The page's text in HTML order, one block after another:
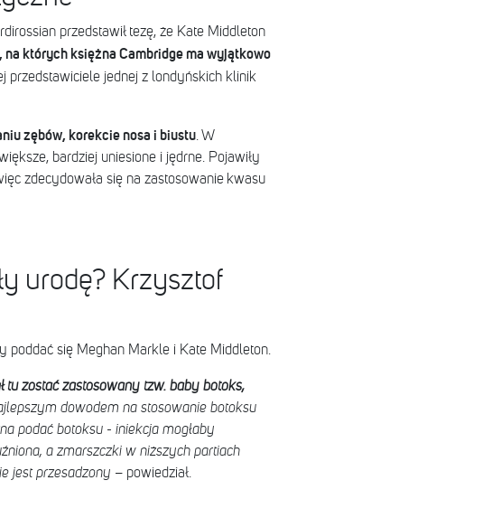
przedstawił tezę, że Kate Middleton
na których księżna Cambridge ma wyjątkowo
przedstawiciele jednej z londyńskich klinik
zębów, korekcie nosa i biustu. W
bardziej uniesione i jędrne. Pojawiły
zdecydowała się na zastosowanie kwasu
urodę? Krzysztof
poddać się Meghan Markle i Kate Middleton.
tu zostać zastosowany tzw. baby botoks,
dowodem na stosowanie botoksu
podać botoksu - iniekcja mogłaby
a zmarszczki w niższych partiach
jest przesadzony – powiedział.